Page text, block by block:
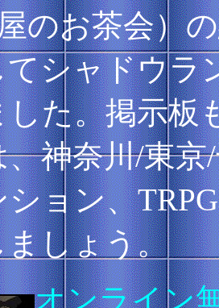
のお茶会）
シャドウラ
た。掲示板
、神奈川/東
ョン、
しょう。
オンライン